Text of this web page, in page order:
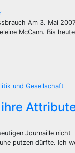
Am 3. Mai
McCann. Bis
und Gesellschaft
Journaille nicht
putzen dürfte. Ich